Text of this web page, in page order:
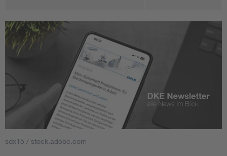
sdx15 / stock.adobe.com